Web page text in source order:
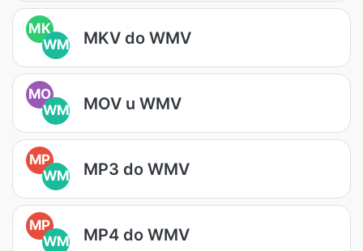
MK
WM
MKV do WMV
MO
WM
MOV u WMV
MP
WM
MP3 do WMV
MP
WM
MP4 do WMV